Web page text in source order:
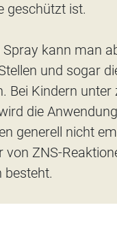
geschützt ist.
kann man
und sogar
Bei Kindern unter
die
generell nicht
von ZNS-
besteht.